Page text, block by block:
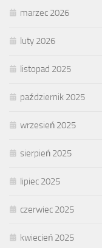
marzec 2026
luty 2026
listopad 2025
październik 2025
wrzesień 2025
sierpień 2025
lipiec 2025
czerwiec 2025
kwiecień 2025